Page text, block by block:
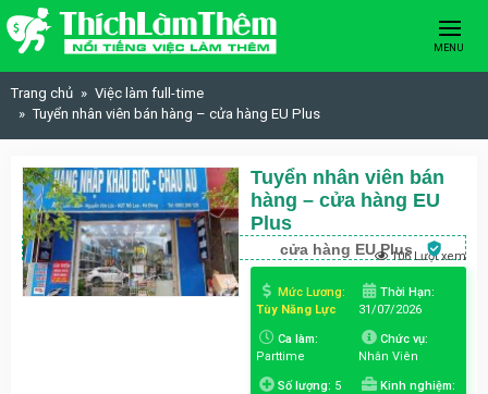
Skip to content
MENU
Trang chủ
Việc làm full-time
Tuyển nhân viên bán hàng – cửa hàng EU Plus
Tuyển nhân viên bán
hàng – cửa hàng EU
Plus
cửa hàng EU Plus106 Lượt xem
Mức Lương:
Tùy Năng Lực
Thời Hạn:
31/07/2026
Ca làm:
Parttime
Chức vụ:
Nhân Viên
Số lượng: 5
Kinh nghiệm: